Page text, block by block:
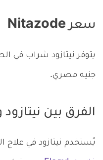
سعر Nitazode
جنيه مصري.
الفرق بين
يُستخدم نيتازود في